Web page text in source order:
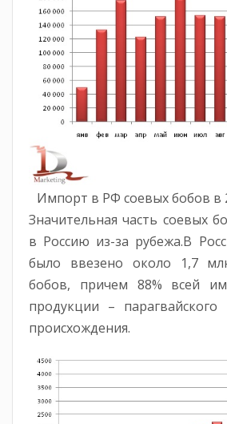
Импорт в РФ соевых бобов в
Значительная часть соевых
в Россию из-за рубежа.В
было ввезено около 1,7
бобов, причем 88% всей
продукции – парагвайского
происхождения.